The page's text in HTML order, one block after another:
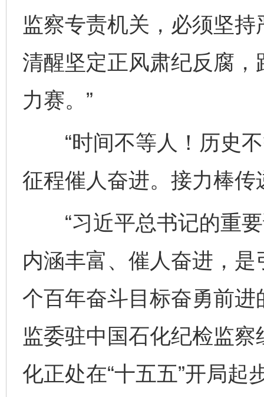
监察专责机关，必须坚
清醒坚定正风肃纪反腐
力赛。”
“时间不等人！历史不
征程催人奋进。接力棒
“习近平总书记的重要
内涵丰富、催人奋进，
个百年奋斗目标奋勇前进
监委驻中国石化纪检监
化正处在“十五五”开局起